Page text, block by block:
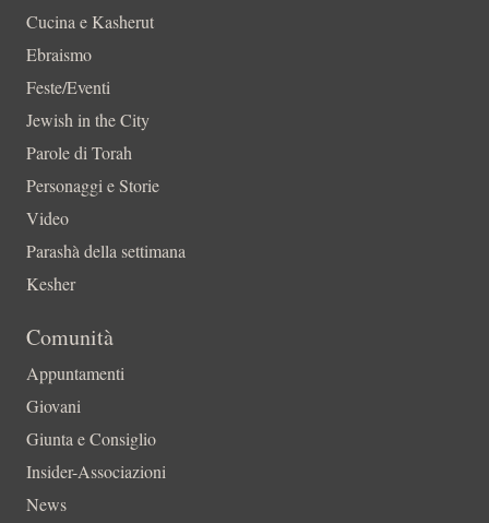
Cucina e Kasherut
Ebraismo
Feste/Eventi
Jewish in the City
Parole di Torah
Personaggi e Storie
Video
Parashà della settimana
Kesher
Comunità
Appuntamenti
Giovani
Giunta e Consiglio
Insider-Associazioni
News